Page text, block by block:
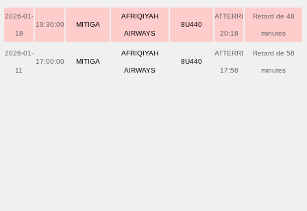
2026-01-
18
19:30:00 MITIGA
AFRIQIYAH
AIRWAYS
8U440
ATTERRI
20:18
Retard de 48
minutes
2026-01-
11
17:00:00 MITIGA
AFRIQIYAH
AIRWAYS
8U440
ATTERRI
17:58
Retard de 58
minutes